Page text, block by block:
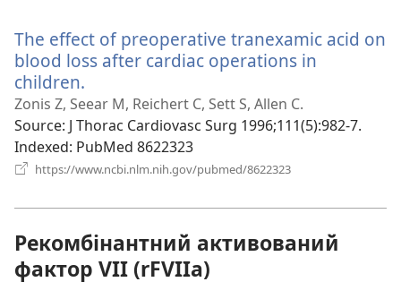
вікні)
The effect of preoperative tranexamic acid on
blood loss after cardiac operations in
children.
у
новому
вікні)
Zonis Z, Seear M, Reichert C, Sett S, Allen C.
Source‎: J Thorac Cardiovasc Surg 1996;111(5):982-7.
Indexed‎: PubMed 8622323
https://www.ncbi.nlm.nih.gov/pubmed/8622323
Рекомбінантний активований
фактор VII (rFVIIa)